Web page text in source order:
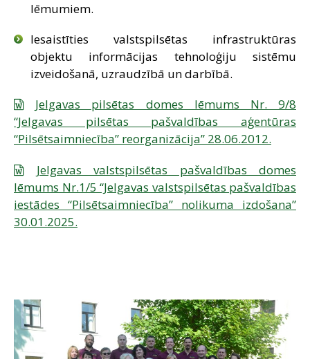
lēmumiem.
Iesaistīties valstspilsētas infrastruktūras
objektu informācijas tehnoloģiju sistēmu
izveidošanā, uzraudzībā un darbībā.
Jelgavas pilsētas domes lēmums Nr. 9/8
“Jelgavas pilsētas pašvaldības aģentūras
“Pilsētsaimniecība” reorganizācija” 28.06.2012.
Jelgavas valstspilsētas pašvaldības domes
lēmums Nr.1/5 “Jelgavas valstspilsētas pašvaldības
iestādes “Pilsētsaimniecība” nolikuma izdošana”
30.01.2025.